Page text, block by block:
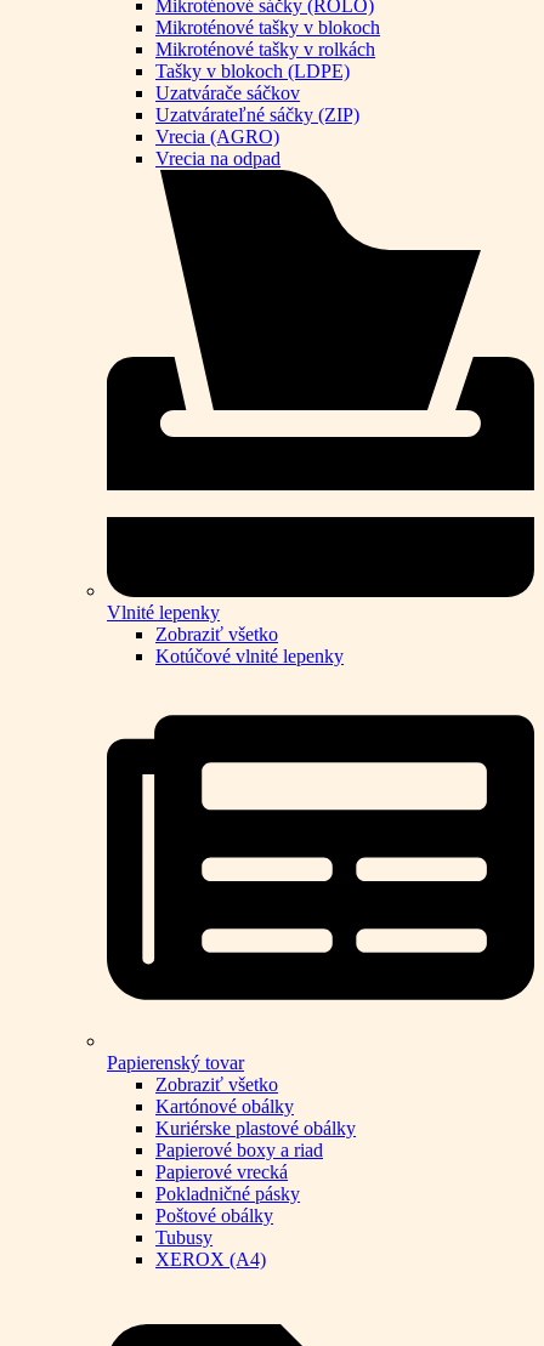
Mikroténové sáčky (ROLO)
Mikroténové tašky v blokoch
Mikroténové tašky v rolkách
Tašky v blokoch (LDPE)
Uzatvárače sáčkov
Uzatvárateľné sáčky (ZIP)
Vrecia (AGRO)
Vrecia na odpad
Vlnité lepenky
Zobraziť všetko
Kotúčové vlnité lepenky
Papierenský tovar
Zobraziť všetko
Kartónové obálky
Kuriérske plastové obálky
Papierové boxy a riad
Papierové vrecká
Pokladničné pásky
Poštové obálky
Tubusy
XEROX (A4)